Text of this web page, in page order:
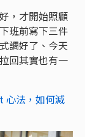
，才開始照顧
班前寫下三件
調好了、今天
回其實也有一
心法，如何減